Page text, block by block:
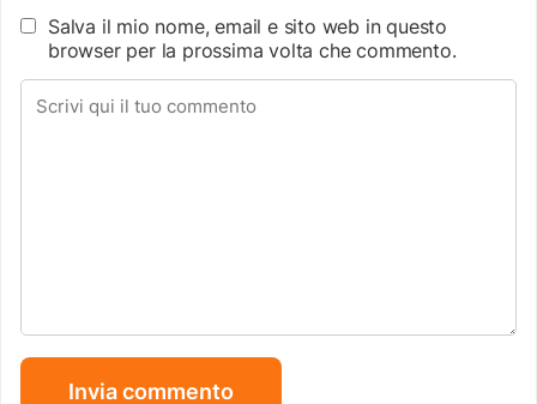
Salva il mio nome, email e sito web in questo
browser per la prossima volta che commento.